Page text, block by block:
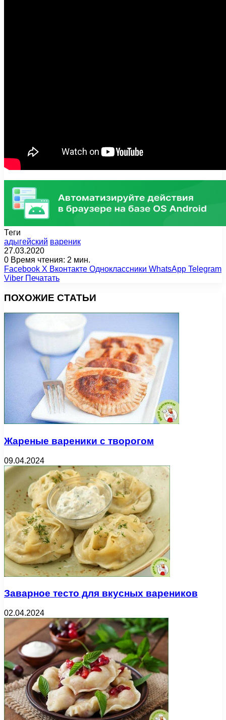
Теги
адыгейский вареник
27.03.2020
0 Время чтения: 2 мин.
Facebook X Вконтакте Одноклассники WhatsApp Telegram
Viber Печатать
ПОХОЖИЕ СТАТЬИ
Жареные вареники с творогом
09.04.2024
Заварное тесто для вкусных вареников
02.04.2024